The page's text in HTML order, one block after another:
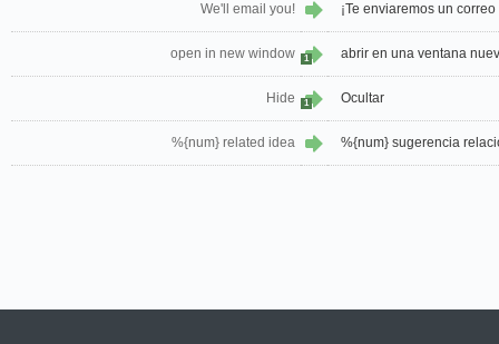
We'll email you! ¡Te enviaremos un
open in new window 1 abrir en una ventana
Hide 1 Ocultar
%{num} related idea %{num} sugerencia